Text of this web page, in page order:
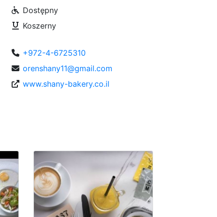
Dostępny
Koszerny
+972-4-6725310
orenshany11@gmail.com
www.shany-bakery.co.il